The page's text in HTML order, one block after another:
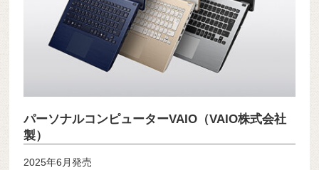
パーソナルコンピューターVAIO（VAIO株式会社
製）
2025年6月発売